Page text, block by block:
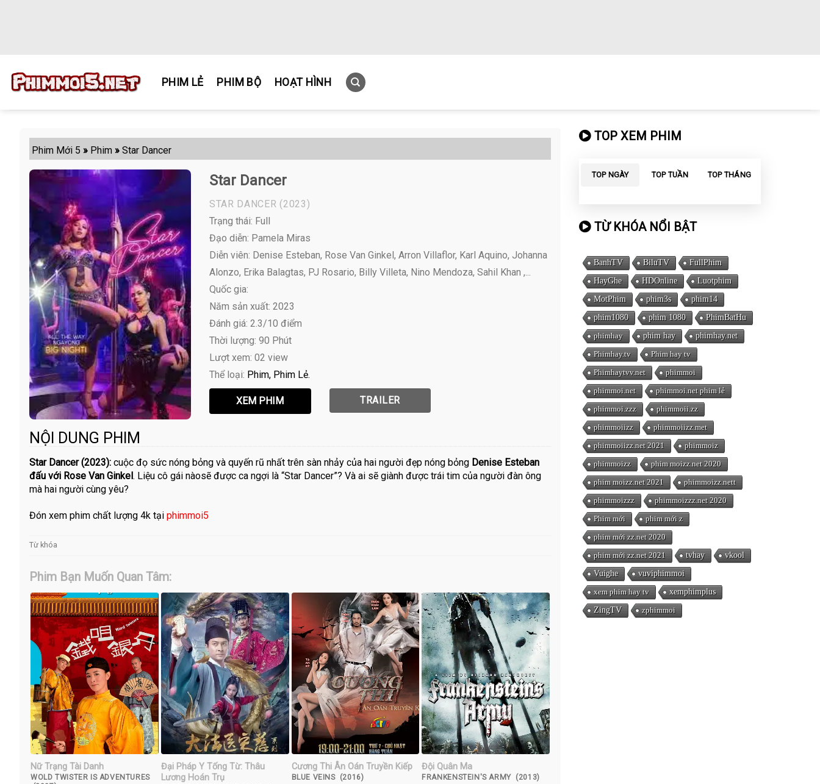
PHIM LẺ PHIM BỘ HOẠT HÌNH
Phim Mới 5 » Phim » Star Dancer
Star Dancer
STAR DANCER (2023)
Trạng thái: Full
Đạo diễn: Pamela Miras
Diễn viên: Denise Esteban, Rose Van Ginkel, Arron Villaflor, Karl Aquino, Johanna
Alonzo, Erika Balagtas, PJ Rosario, Billy Villeta, Nino Mendoza, Sahil Khan ,...
Quốc gia:
Năm sản xuất: 2023
Đánh giá: 2.3/10 điểm
Thời lượng: 90 Phút
Lượt xem: 02 view
Thể loại: Phim Phim Lẻ
TRAILER
NỘI DUNG PHIM
Star Dancer (2023): cuộc đọ sức nóng bỏng và quyến rũ nhất trên sàn nhảy của hai người đẹp nóng bỏng Denise Esteban
đấu với Rose Van Ginkel . Liệu cô gái nàosẽ được ca ngợi là “Star Dancer”? Và ai sẽ giành được trái tim của người đàn ông
mà hai người cùng yêu?
Đón xem phim chất lượng 4k tại phimmoi5
Từ khóa
Phim Bạn Muốn Quan Tâm:
Nữ Trạng Tài Danh
WOLD TWISTER IS ADVENTURES
Đại Pháp Y Tống Từ: Thâu
Lương Hoán Trụ
Cương Thi Ân Oán Truyền Kiếp
BLUE VEINS (2016)
Đội Quân Ma
FRANKENSTEIN'S ARMY (2013)
TOP XEM PHIM
TOP NGÀY TOP TUẦN TOP THÁNG
TỪ KHÓA NỔI BẬT
BanhTV BiluTV
FullPhim
HayGhe
HDOnline
Luotphim
MotPhim
phim3s
phim14
phim1080
phim 1080
PhimBatHu
phimhay
phim hay
phimhay.net
Phimhay.tv
Phim hay tv
Phimhaytvv.net
phimmoi
phimmoi.net
phimmoi.net phim lẻ
phimmoi.zzz
phimmoii.zz
phimmoiizz
phimmoiizz.met
phimmoiizz.net 2021
phimmoiz
phimmoizz
phim moizz.net 2020
phim moizz.net 2021
phimmoizz.nett
phimmoizzz
phimmoizzz.net 2020
Phim mới
phim mới z
phim mới zz.net 2020
phim mới zz.net 2021
tvhay
vkool
Vuighe
vuviphimmoi
xem phim hay tv
xemphimplus
ZingTV
zphimmoi